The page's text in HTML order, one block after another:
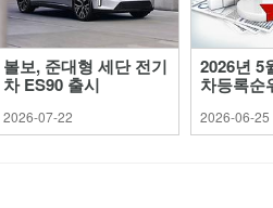
볼보, 준대형 세단 전기
차 ES90 출시
2026-07-22
2026년 5
차등록순
2026-06-25